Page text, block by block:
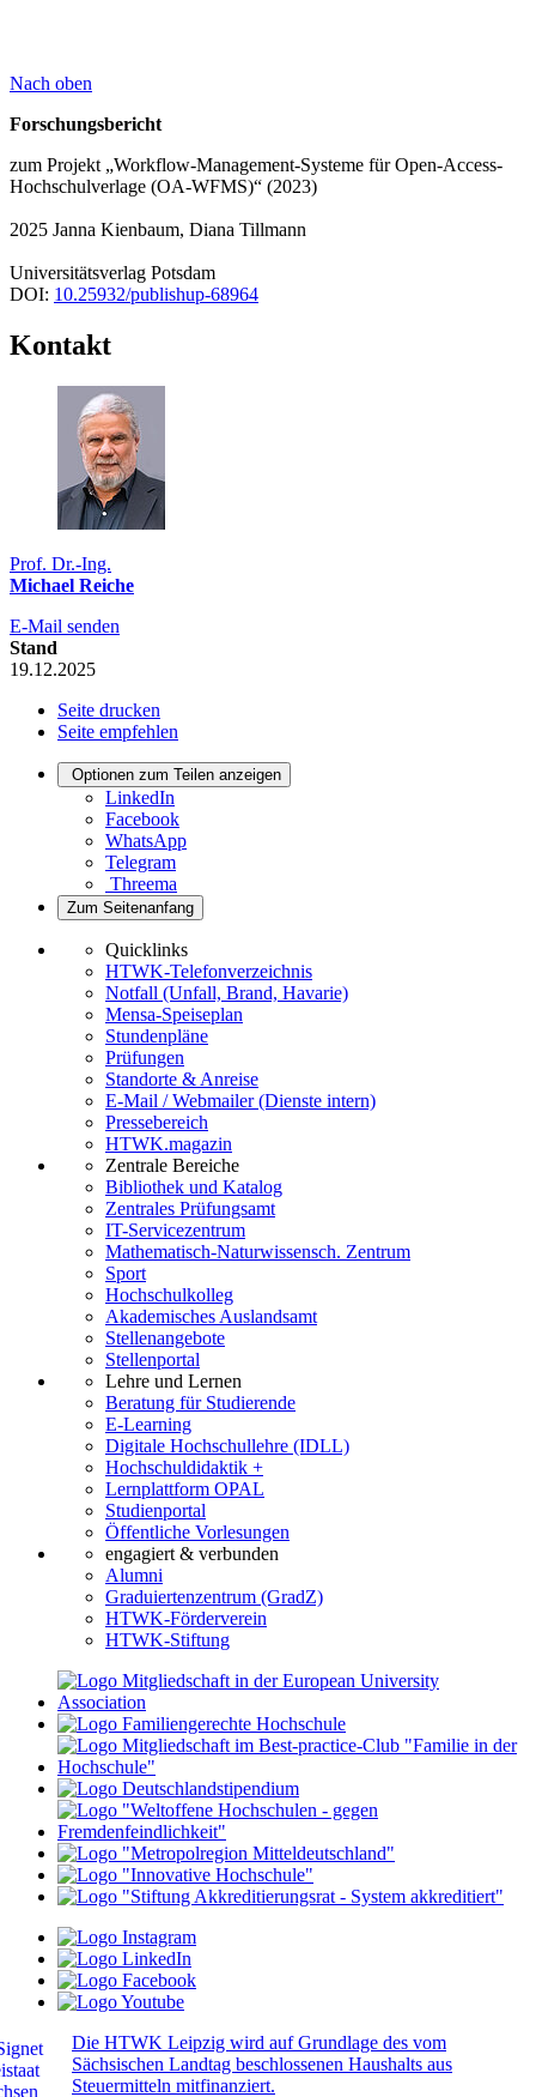
Nach oben
Forschungsbericht
zum Projekt „Workflow-Management-Systeme für Open-Access-
Hochschulverlage (OA-WFMS)“ (2023)
2025 Janna Kienbaum, Diana Tillmann
Universitätsverlag Potsdam
DOI: 10.25932/publishup-68964
Kontakt
Prof. Dr.-Ing.
Michael Reiche
E-Mail senden
Stand
19.12.2025
Seite drucken
Seite empfehlen
Optionen zum Teilen anzeigen
LinkedIn
Facebook
WhatsApp
Telegram
Threema
Zum Seitenanfang
Quicklinks
HTWK-Telefonverzeichnis
Notfall (Unfall, Brand, Havarie)
Mensa-Speiseplan
Stundenpläne
Prüfungen
Standorte & Anreise
E-Mail / Webmailer (Dienste intern)
Pressebereich
HTWK.magazin
Zentrale Bereiche
Bibliothek und Katalog
Zentrales Prüfungsamt
IT-Servicezentrum
Mathematisch-Naturwissensch. Zentrum
Sport
Hochschulkolleg
Akademisches Auslandsamt
Stellenangebote
Stellenportal
Lehre und Lernen
Beratung für Studierende
E-Learning
Digitale Hochschullehre (IDLL)
Hochschuldidaktik +
Lernplattform OPAL
Studienportal
Öffentliche Vorlesungen
engagiert & verbunden
Alumni
Graduiertenzentrum (GradZ)
HTWK-Förderverein
HTWK-Stiftung
Die HTWK Leipzig wird auf Grundlage des vom
Sächsischen Landtag beschlossenen Haushalts aus
Steuermitteln mitfinanziert.